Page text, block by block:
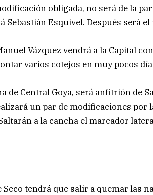
obligada, no será de la
Sebastián Esquivel. Después será
Vázquez vendrá a la Capital
varios cotejos en muy pocos
de Central Goya, será anfitrión de
un par de modificaciones por
a la cancha el marcador
Seco tendrá que salir a quemar las